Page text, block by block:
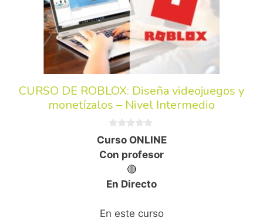
CURSO DE ROBLOX: Diseña videojuegos y
monetízalos – Nivel Intermedio
d
e
5
Curso ONLINE
Con profesor
🔴
En Directo
En este curso